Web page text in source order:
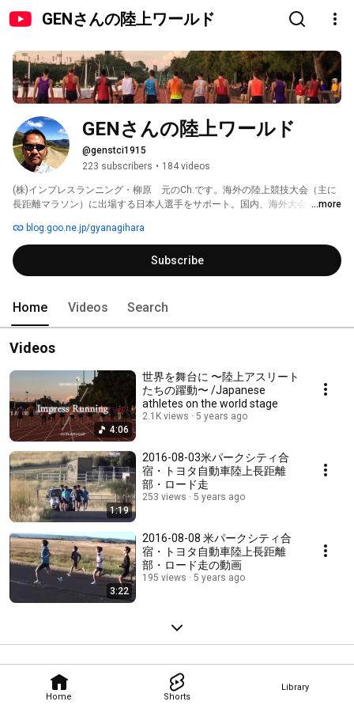
GENさんの陸上ワールド
Home Shorts
Library
GENさんの陸上ワールド
@genstci1915
223 subscribers • 184 videos
(株)インプレスランニング・柳原　元のCh.です。海外の陸上競技大会（主に
長距離マラソン）に出場する日本人選手をサポート。国内、海外大会でサポ
...more
blog.goo.ne.jp/gyanagihara
Subscribe
Home Videos Search
Videos
4:06
世界を舞台に 〜陸上アスリート
たちの躍動〜 /Japanese
athletes on the world stage
2.1K views 5 years ago
1:19
2016-08-03米パークシティ合
宿・トヨタ自動車陸上長距離
部・ロード走
253 views 5 years ago
3:22
2016-08-08 米パークシティ合
宿・トヨタ自動車陸上長距離
部・ロード走の動画
195 views 5 years ago